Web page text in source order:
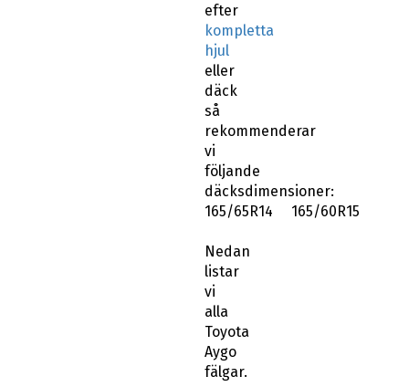
efter
kompletta
hjul
eller
däck
så
rekommenderar
vi
följande
däcksdimensioner:
165/65R14 165/60R15
Nedan
listar
vi
alla
Toyota
Aygo
fälgar.